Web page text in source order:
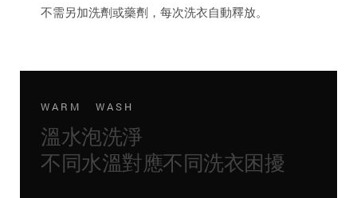
不需另加洗劑或藥劑，每次洗衣自動釋放。
WARM WASH
溫水泡洗淨
不同水溫對應不同洗衣困擾